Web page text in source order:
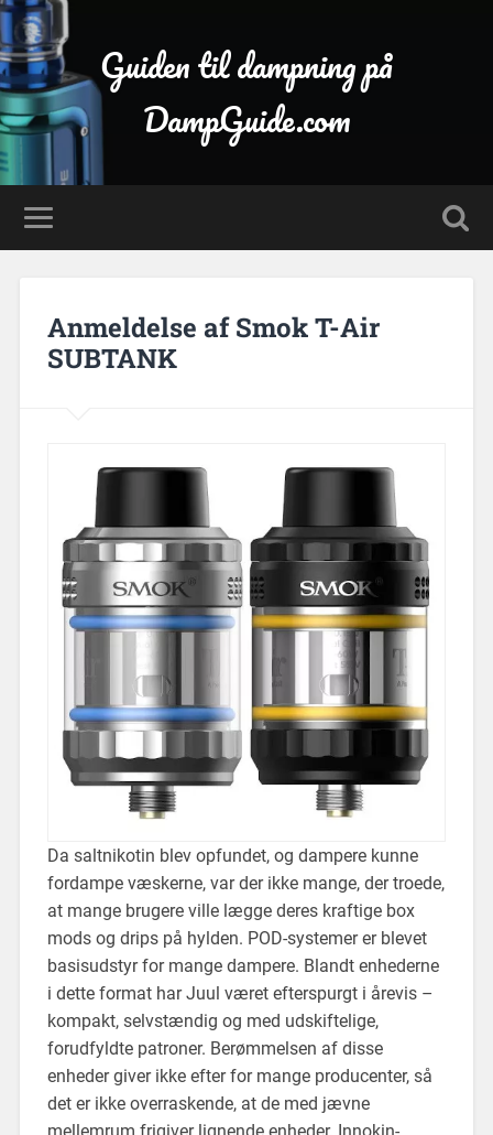
Guiden til dampning på
DampGuide.com
Anmeldelse af Smok T-Air
SUBTANK
Da saltnikotin blev opfundet, og dampere kunne
fordampe væskerne, var der ikke mange, der troede,
at mange brugere ville lægge deres kraftige box
mods og drips på hylden. POD-systemer er blevet
basisudstyr for mange dampere. Blandt enhederne
i dette format har Juul været efterspurgt i årevis –
kompakt, selvstændig og med udskiftelige,
forudfyldte patroner. Berømmelsen af disse
enheder giver ikke efter for mange producenter, så
det er ikke overraskende, at de med jævne